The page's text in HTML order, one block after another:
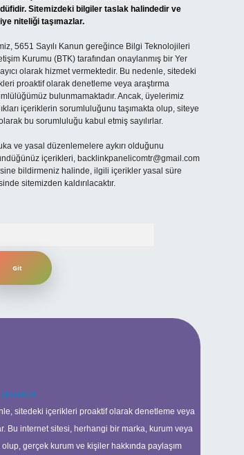
Sitemizdeki bilgiler taslak halindedir ve
niteliği taşımazlar.
5651 Sayılı Kanun gereğince Bilgi Teknolojileri
Kurumu (BTK) tarafından onaylanmış bir Yer
olarak hizmet vermektedir. Bu nedenle, sitedeki
proaktif olarak denetleme veya araştırma
bulunmamaktadır. Ancak, üyelerimiz
içeriklerin sorumluluğunu taşımakta olup, siteye
bu sorumluluğu kabul etmiş sayılırlar.
ve yasal düzenlemelere aykırı olduğunu
içerikleri, backlinkpanelicomtr@gmail.com
bildirmeniz halinde, ilgili içerikler yasal süre
sitemizden kaldırılacaktır.
sitedeki içerikleri proaktif olarak denetleme veya
Bu internet sitesi, herhangi bir marka, kurum veya
gerçek kurum ve kişiler hakkında paylaşım